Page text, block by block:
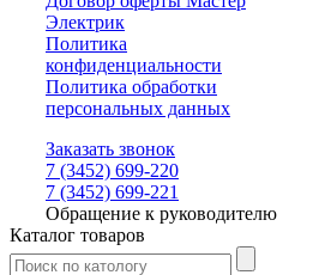
Электрик
Политика
конфиденциальности
Политика обработки
персональных данных
Заказать звонок
7 (3452) 699-220
7 (3452) 699-221
Обращение к руководителю
Каталог товаров